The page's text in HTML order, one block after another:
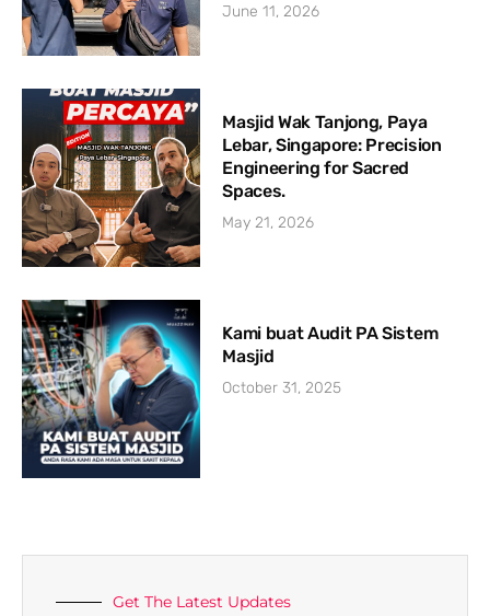
June 11, 2026
Masjid Wak Tanjong, Paya
Lebar, Singapore: Precision
Engineering for Sacred
Spaces.
May 21, 2026
Kami buat Audit PA Sistem
Masjid
October 31, 2025
Get The Latest Updates